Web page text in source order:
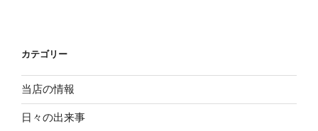
ン
カテゴリー
当店の情報
日々の出来事